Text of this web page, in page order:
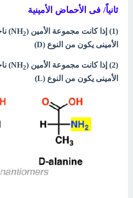
ثانياً/ فى الأحماض الأمينية
(1) إذا كانت مجموعة الأمين (NH 2
)
الأمينى يكون من النوع (D)
(2) إذا كانت مجموعة الأمين (NH 2
)
الأمينى يكون من النوع (L)